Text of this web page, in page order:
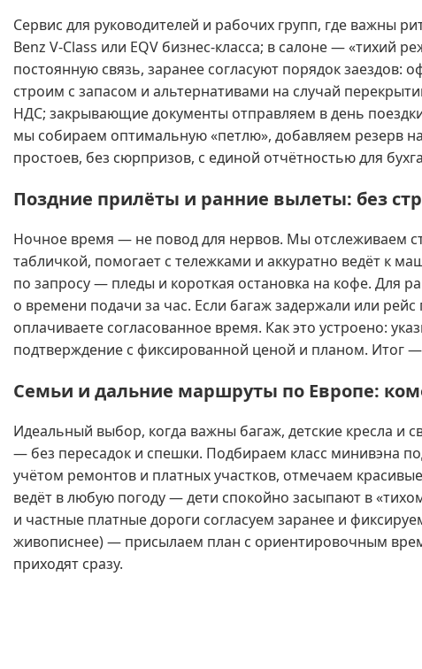
Сервис для руководителей и рабочих групп, где важны
Benz V-Class или EQV бизнес-класса; в салоне — «тихий
постоянную связь, заранее согласуют порядок
строим с запасом и альтернативами на случай
НДС; закрывающие документы отправляем в день
мы собираем оптимальную «петлю», добавляем резерв
простоев, без сюрпризов, с единой отчётностью для
Поздние прилёты и ранние вылеты: без
Ночное время — не повод для нервов. Мы отслеживаем
табличкой, помогает с тележками и аккуратно ведёт к
по запросу — пледы и короткая остановка на кофе. Для
о времени подачи за час. Если багаж задержали или
оплачиваете согласованное время. Как это устроено:
подтверждение с фиксированной ценой и планом. Итог
Семьи и дальние маршруты по Европе:
Идеальный выбор, когда важны багаж, детские кресла и
— без пересадок и спешки. Подбираем класс минивэна
учётом ремонтов и платных участков, отмечаем
ведёт в любую погоду — дети спокойно засыпают в
и частные платные дороги согласуем заранее и
живописнее) — присылаем план с ориентировочным
приходят сразу.